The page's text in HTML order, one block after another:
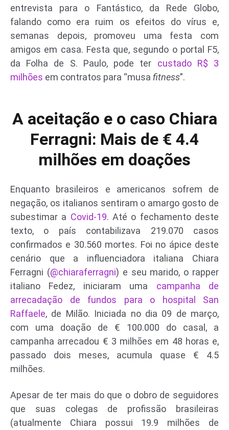
entrevista para o Fantástico, da Rede Globo,
falando como era ruim os efeitos do vírus e,
semanas depois, promoveu uma festa com
amigos em casa. Festa que, segundo o portal F5,
da Folha de S. Paulo, pode ter custado R$ 3
milhões em contratos para “musa fitness”.
A aceitação e o caso Chiara
Ferragni: Mais de € 4.4
milhões em doações
Enquanto brasileiros e americanos sofrem de
negação, os italianos sentiram o amargo gosto de
subestimar a Covid-19. Até o fechamento deste
texto, o país contabilizava 219.070 casos
confirmados e 30.560 mortes. Foi no ápice deste
cenário que a influenciadora italiana Chiara
Ferragni (@chiaraferragni) e seu marido, o rapper
italiano Fedez, iniciaram uma campanha de
arrecadação de fundos para o hospital San
Raffaele, de Milão. Iniciada no dia 09 de março,
com uma doação de € 100.000 do casal, a
campanha arrecadou € 3 milhões em 48 horas e,
passado dois meses, acumula quase € 4.5
milhões.
Apesar de ter mais do que o dobro de seguidores
que suas colegas de profissão brasileiras
(atualmente Chiara possui 19.9 milhões de